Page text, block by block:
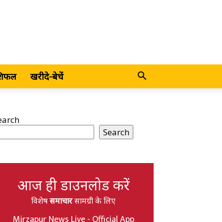
खरीदे-बेचें
Search
आज ही डाउनलोड करें
विशेषसमाचारसामग्री के लिए